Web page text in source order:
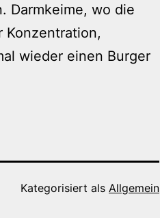
Darmkeime, wo die
Konzentration,
wieder einen Burger
Kategorisiert als Allgemein